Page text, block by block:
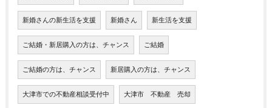
新婚さんの新生活を支援 新婚さん 新生活を支援
ご結婚・新居購入の方は、チャンス ご結婚
ご結婚の方は、チャンス 新居購入の方は、チャンス
大津市での不動産相談受付中 大津市 不動産 売却